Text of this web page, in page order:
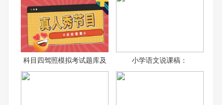
科目四驾照模拟考试题库及 小学语文说课稿：